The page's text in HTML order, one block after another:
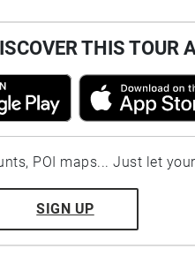
THIS TOUR
POI maps... Just let
SIGN UP